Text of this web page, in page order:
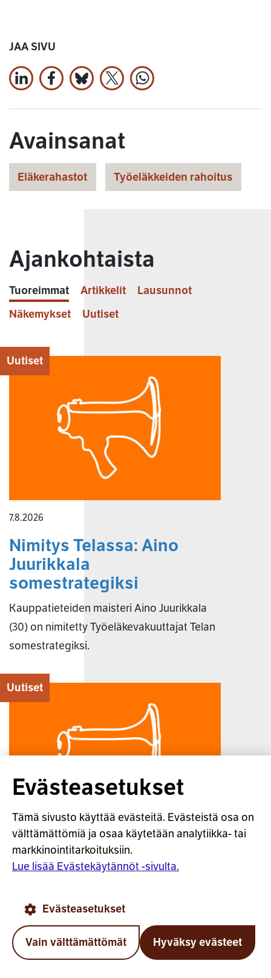
JAA SIVU
Jaa LinkedInissä
Jaa Facebookissa
Jaa Bluesky:ssa
Jaa X:ssäJaa WhatsApissa
Avainsanat
Eläkerahastot Työeläkkeiden rahoitus
Ajankohtaista
Tuoreimmat Artikkelit
Lausunnot
Näkemykset
Uutiset
Uutiset
7.8.2026
Nimitys Telassa: Aino
Juurikkala
somestrategiksi
Kauppatieteiden maisteri Aino Juurikkala
(30) on nimitetty Työeläkevakuuttajat Telan
somestrategiksi.
Uutiset
5.8.2026
Telan Sirén: Hallituksen
vielä korjata ennen
eduskuntakäsittelyä
Työeläkevakuuttajat Telan toimitusjohtaja
Evästeasetukset
Tämä sivusto käyttää evästeitä. Evästeistä osa on
välttämättömiä ja osaa käytetään analytiikka- tai
markkinointitarkoituksiin.
Lue lisää Evästekäytännöt -sivulta.
Evästeasetukset
Vain välttämättömät Hyväksy evästeet